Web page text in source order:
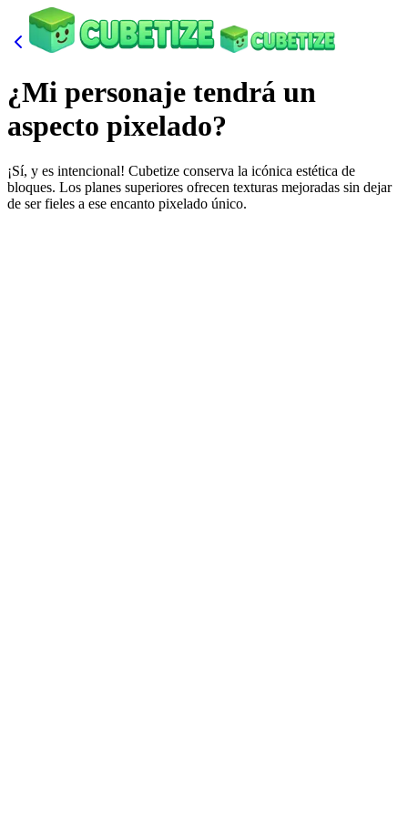
¿Mi personaje tendrá un
aspecto pixelado?
¡Sí, y es intencional! Cubetize conserva la icónica estética de
bloques. Los planes superiores ofrecen texturas mejoradas sin dejar
de ser fieles a ese encanto pixelado único.